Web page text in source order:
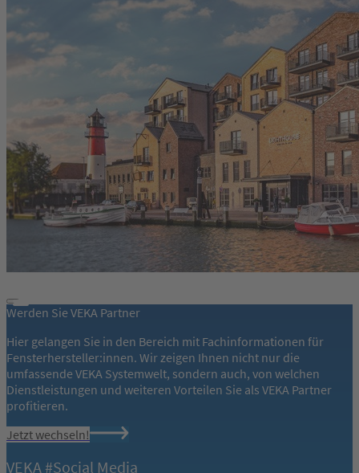
Werden Sie VEKA Partner
Hier gelangen Sie in den Bereich mit Fachinformationen für
Fensterhersteller:innen. Wir zeigen Ihnen nicht nur die
umfassende VEKA Systemwelt, sondern auch, von welchen
Dienstleistungen und weiteren Vorteilen Sie als VEKA Partner
profitieren.
Jetzt wechseln!
VEKA #Social Media